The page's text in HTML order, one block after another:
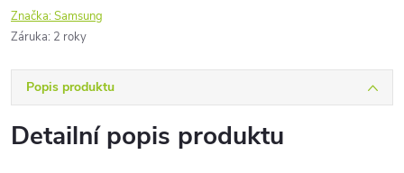
Značka:Samsung
Záruka: 2 roky
Popis produktu
Detailní popis produktu